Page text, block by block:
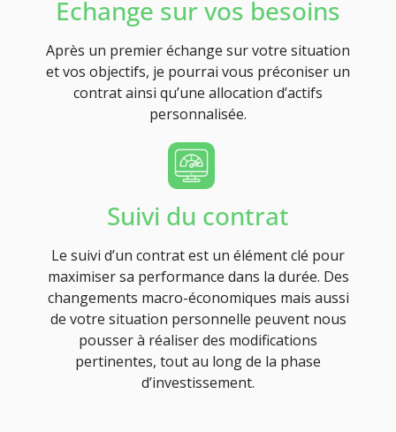
Echange sur vos besoins
Après un premier échange sur votre situation
et vos objectifs, je pourrai vous préconiser un
contrat ainsi qu’une allocation d’actifs
personnalisée.
Suivi du contrat
Le suivi d’un contrat est un élément clé pour
maximiser sa performance dans la durée. Des
changements macro-économiques mais aussi
de votre situation personnelle peuvent nous
pousser à réaliser des modifications
pertinentes, tout au long de la phase
d’investissement.